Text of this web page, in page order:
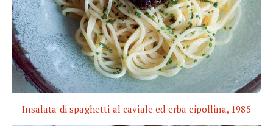
Insalata di spaghetti al caviale ed erba cipollina, 1985